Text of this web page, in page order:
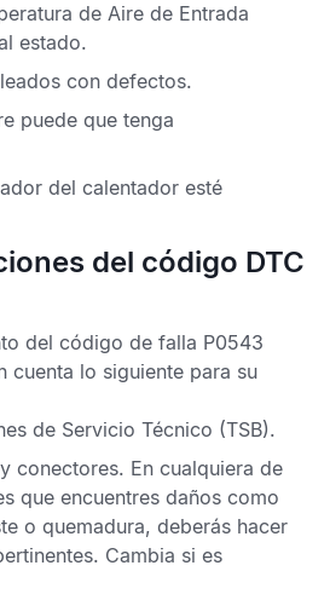
de Aire de Entrada
estado.
con defectos.
puede que tenga
del calentador esté
del código DTC
del código de falla P0543
cuenta lo siguiente para su
de Servicio Técnico (TSB).
conectores. En cualquiera de
que encuentres daños como
o quemadura, deberás hacer
Cambia si es